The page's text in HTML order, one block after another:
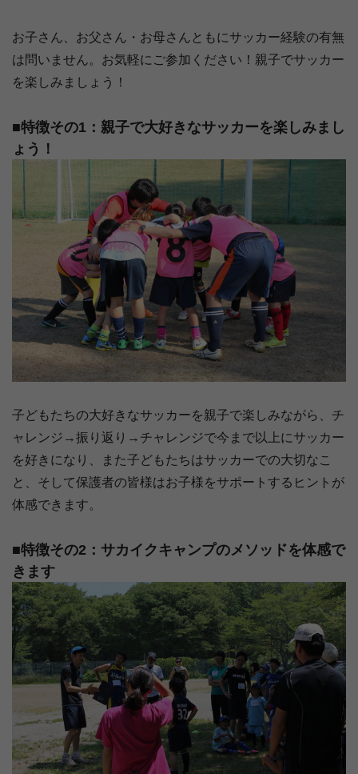
お子さん、お父さん・お母さんともにサッカー経験の有無
は問いません。お気軽にご参加ください！親子でサッカー
を楽しみましょう！
■特徴その1：親子で大好きなサッカーを楽しみまし
ょう！
子どもたちの大好きなサッカーを親子で楽しみながら、チ
ャレンジ→振り返り→チャレンジで今まで以上にサッカー
を好きになり、また子どもたちはサッカーでの大切なこ
と、そして保護者の皆様はお子様をサポートするヒントが
体感できます。
■特徴その2：サカイクキャンプのメソッドを体感で
きます